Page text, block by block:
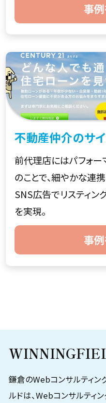
事
不動産仲介のサ
前代理店にはパフォー
のことで、細やかな連
SNS広告でリスティン
を実現。
事
鎌倉のWebコンサルティン
ルドは、Webコンサルティ